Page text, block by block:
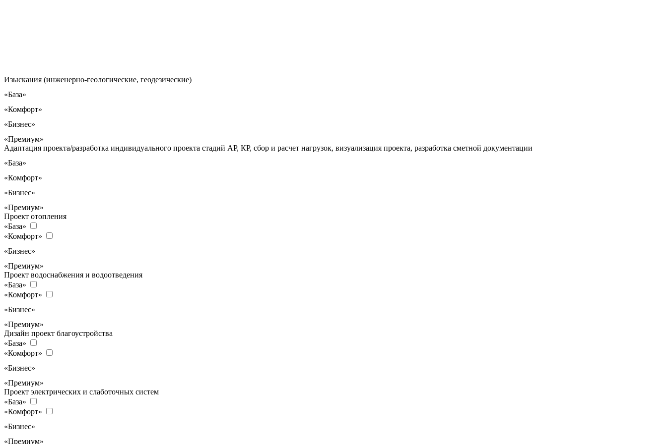
Изыскания (инженерно-геологические, геодезические)
«База»
«Комфорт»
«Бизнес»
«Премиум»
Адаптация проекта/разработка индивидуального проекта стадий АР, КР, сбор и расчет нагрузок, визуализация проекта, разработка сметной документации
«База»
«Комфорт»
«Бизнес»
«Премиум»
Проект отопления
«База»
«Комфорт»
«Бизнес»
«Премиум»
Проект водоснабжения и водоотведения
«База»
«Комфорт»
«Бизнес»
«Премиум»
Дизайн проект благоустройства
«База»
«Комфорт»
«Бизнес»
«Премиум»
Проект электрических и слаботочных систем
«База»
«Комфорт»
«Бизнес»
«Премиум»